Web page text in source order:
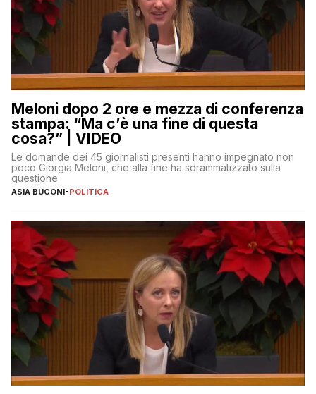
Meloni dopo 2 ore e mezza di conferenza
stampa: “Ma c’è una fine di questa
cosa?” | VIDEO
Le domande dei 45 giornalisti presenti hanno impegnato non
poco Giorgia Meloni, che alla fine ha sdrammatizzato sulla
questione
ASIA BUCONI-POLITICA